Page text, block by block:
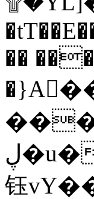
��
ڸ�u��y����2o�Gc���t!W���k+(���
钰